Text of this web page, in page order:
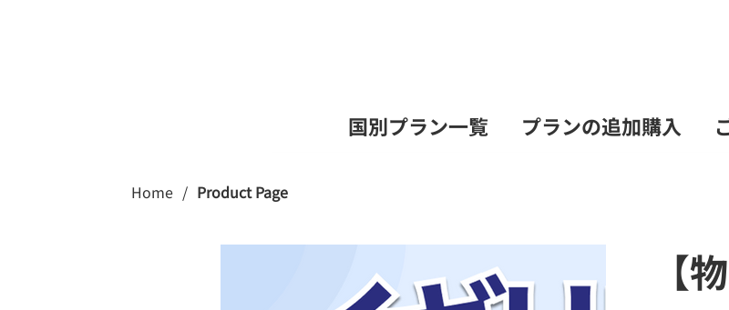
国別プラン一覧 プランの追加購入
Home / Product Page
【